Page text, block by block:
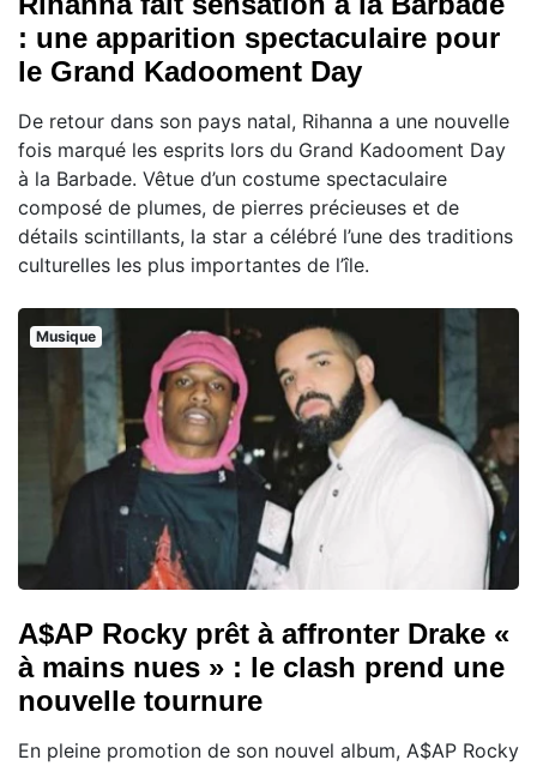
: une apparition spectaculaire pour
le Grand Kadooment Day
De retour dans son pays natal, Rihanna a une nouvelle
fois marqué les esprits lors du Grand Kadooment Day
à la Barbade. Vêtue d’un costume spectaculaire
composé de plumes, de pierres précieuses et de
détails scintillants, la star a célébré l’une des traditions
culturelles les plus importantes de l’île.
Musique
A$AP Rocky prêt à affronter Drake «
à mains nues » : le clash prend une
nouvelle tournure
En pleine promotion de son nouvel album, A$AP Rocky